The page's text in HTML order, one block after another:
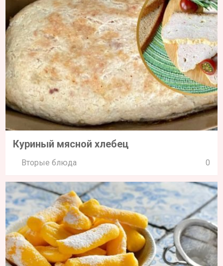
Куриный мясной хлебец
Вторые блюда 0